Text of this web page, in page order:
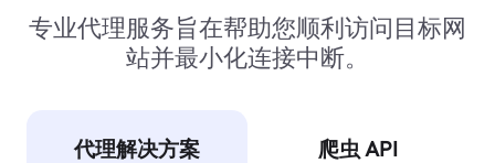
专业代理服务旨在帮助您顺利访问目标网
站并最小化连接中断。
代理解决方案 爬虫 API